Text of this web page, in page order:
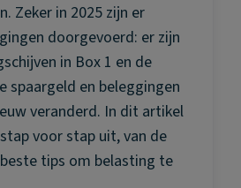
Zeker in 2025 zijn er
doorgevoerd: er zijn
in Box 1 en de
spaargeld en beleggingen
veranderd. In dit artikel
voor stap uit, van de
tips om belasting te